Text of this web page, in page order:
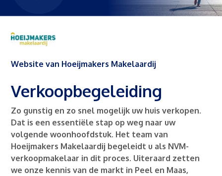
Website van Hoeijmakers Makelaardij
Verkoopbegeleiding
Zo gunstig en zo snel mogelijk uw huis verkopen.
Dat is een essentiële stap op weg naar uw
volgende woonhoofdstuk. Het team van
Hoeijmakers Makelaardij begeleidt u als NVM-
verkoopmakelaar in dit proces. Uiteraard zetten
we onze kennis van de markt in Peel en Maas,